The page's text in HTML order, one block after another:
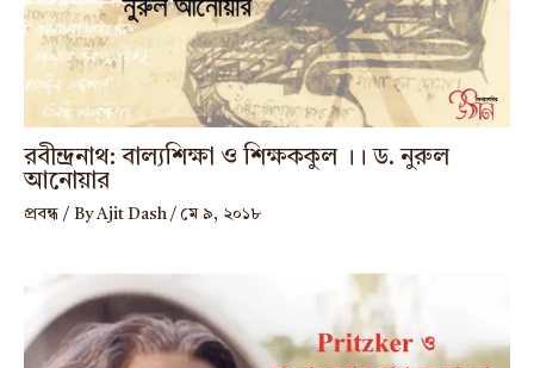
রবীন্দ্রনাথ: বাল্যশিক্ষা ও শিক্ষককুল ।। ড. নুরুল
আনোয়ার
প্রবন্ধ / ByAjit Dash / মে ৯, ২০১৮